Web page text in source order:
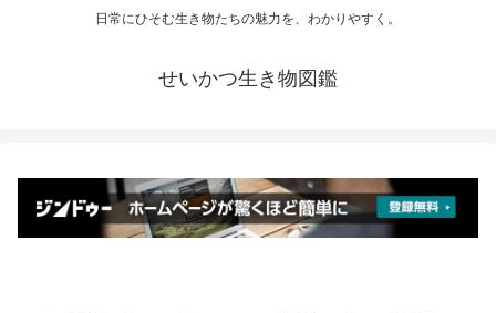
日常にひそむ生き物たちの魅力を、わかりやすく。
せいかつ生き物図鑑